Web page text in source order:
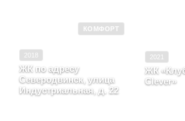
КОМФОРТ
2018
ЖК по адресу
Северодвинск, улица
Индустриальная, д. 22
2021
ЖК
Clever»